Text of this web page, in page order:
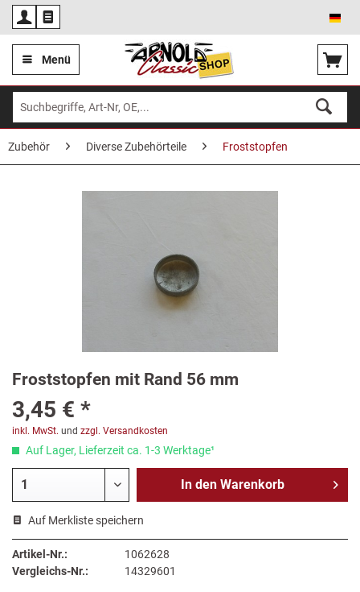
Menü
Zubehör Diverse Zubehörteile Froststopfen
Froststopfen mit Rand 56 mm
3,45 € *
inkl. MwSt. und zzgl. Versandkosten
Auf Lager, Lieferzeit ca. 1-3 Werktage¹
In den Warenkorb
Auf Merkliste speichern
Artikel-Nr.:
1062628
Vergleichs-Nr.:
14329601